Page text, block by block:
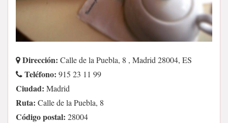
Dirección: Calle de la Puebla, 8 , Madrid 28004, ES
Teléfono: 915 23 11 99
Ciudad: Madrid
Ruta: Calle de la Puebla, 8
Código postal: 28004